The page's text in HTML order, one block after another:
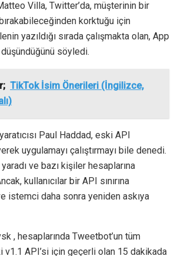
Villa, Twitter’da, müşterinin bir
korktuğu için
yazıldığı sırada çalışmakta olan, App
söyledi.
TikTok İsim Önerileri (İngilizce,
Paul Haddad, eski API
uygulamayı çalıştırmayı bile denedi.
ve bazı kişiler hesaplarına
kullanıcılar bir API sınırına
istemci daha sonra yeniden askıya
, hesaplarında Tweetbot’un tüm
v1.1 API’si için geçerli olan 15 dakikada